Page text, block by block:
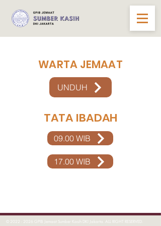
WARTA JEMAAT
UNDUH
TATA IBADAH
09.00 WIB
17.00 WIB
2022 - 2026 GPIB Jemaat Sumber Kasih DKI Jakarta. ALL RIGHT RESERVED.